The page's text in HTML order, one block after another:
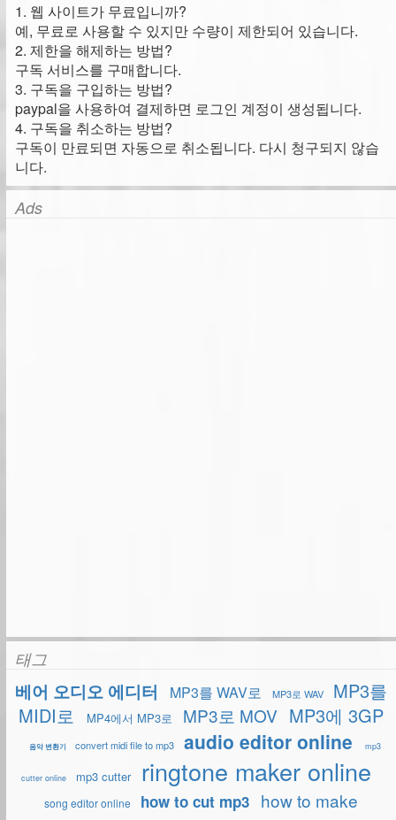
1. 웹 사이트가 무료입니까?
예, 무료로 사용할 수 있지만 수량이 제한되어 있습니다.
2. 제한을 해제하는 방법?
구독 서비스를 구매합니다.
3. 구독을 구입하는 방법?
paypal을 사용하여 결제하면 로그인 계정이 생성됩니다.
4. 구독을 취소하는 방법?
구독이 만료되면 자동으로 취소됩니다. 다시 청구되지 않습
니다.
Ads
태그
베어 오디오 에디터 MP3를 WAV로 MP3로 WAV
MP3를
MIDI로
MP4에서 MP3로 MP3로 MOV MP3에 3GP
음악 변환기 convert midi file to mp3 audio editor online mp3
cutter online mp3 cutter ringtone maker online
song editor online how to cut mp3 how to make